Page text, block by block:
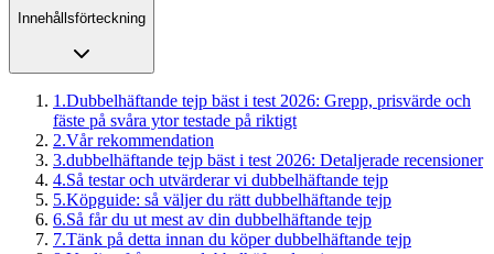
Innehållsförteckning
1 .Dubbelhäftande tejp bäst i test 2026: Grepp, prisvärde och
fäste på svåra ytor testade på riktigt
2.Vår rekommendation
3.dubbelhäftande tejp bäst i test 2026: Detaljerade recensioner
4.Så testar och utvärderar vi dubbelhäftande tejp
5.Köpguide: så väljer du rätt dubbelhäftande tejp
6.Så får du ut mest av din dubbelhäftande tejp
7.Tänk på detta innan du köper dubbelhäftande tejp